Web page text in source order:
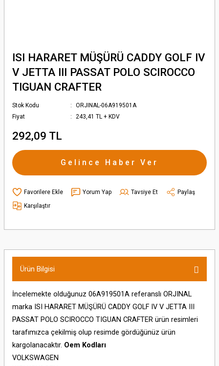
ISI HARARET MÜŞÜRÜ CADDY GOLF IV
V JETTA III PASSAT POLO SCIROCCO
TIGUAN CRAFTER
Stok Kodu
ORJINAL-06A919501A
Fiyat
243,41 TL + KDV
292,09 TL
Gelince Haber Ver
Yorum Yap Tavsiye Et
Paylaş
Karşılaştır
Ürün Bilgisi
İncelemekte olduğunuz 06A919501A referanslı ORJINAL
marka ISI HARARET MÜŞÜRÜ CADDY GOLF IV V JETTA III
PASSAT POLO SCIROCCO TIGUAN CRAFTER ürün resimleri
tarafımızca çekilmiş olup resimde gördüğünüz ürün
kargolanacaktır. Oem Kodları
VOLKSWAGEN